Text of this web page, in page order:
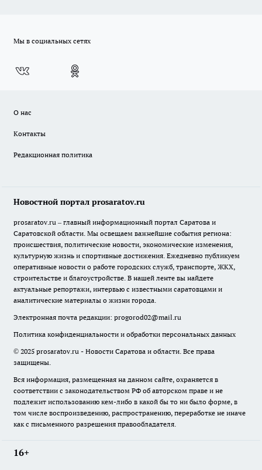
Мы в социальных сетях
О нас
Контакты
Редакционная политика
Новостной портал prosaratov.ru
prosaratov.ru – главный информационный портал Саратова и
Саратовской области. Мы освещаем важнейшие события региона:
происшествия, политические новости, экономические изменения,
культурную жизнь и спортивные достижения. Ежедневно публикуем
оперативные новости о работе городских служб, транспорте, ЖКХ,
строительстве и благоустройстве. В нашей ленте вы найдете
актуальные репортажи, интервью с известными саратовцами и
аналитические материалы о жизни города.
Электронная почта редакции: progorod02@mail.ru
Политика конфиденциальности и обработки персональных данных
© 2025 prosaratov.ru - Новости Саратова и области. Все права
защищены.
Вся информация, размещенная на данном сайте, охраняется в
соответствии с законодательством РФ об авторском праве и не
подлежит использованию кем-либо в какой бы то ни было форме, в
том числе воспроизведению, распространению, переработке не иначе
как с письменного разрешения правообладателя.
16+